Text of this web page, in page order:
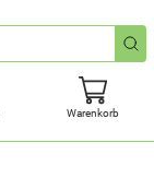
Warenkorb